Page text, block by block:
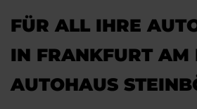
FÜR ALL IHRE
IN FRANKFURT AM
AUTOHAUS